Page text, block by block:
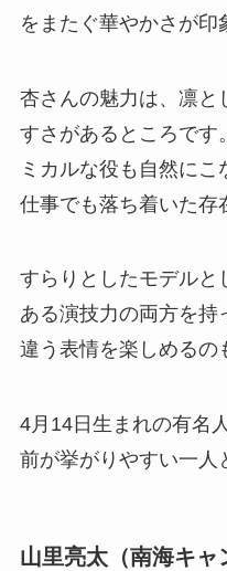
をまたぐ華やかさが印
杏さんの魅力は、凛と
すさがあるところです
ミカルな役も自然に
仕事でも落ち着いた存
すらりとしたモデルと
ある演技力の両方を持
違う表情を楽しめるの
4月14日生まれの有名
前が挙がりやすい一人
山里亮太（南海キャ